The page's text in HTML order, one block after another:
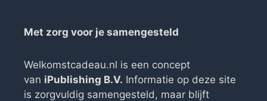
Met zorg voor je samengesteld
Welkomstcadeau.nl is een concept
van iPublishing B.V. Informatie op deze site
is zorgvuldig samengesteld, maar blijft